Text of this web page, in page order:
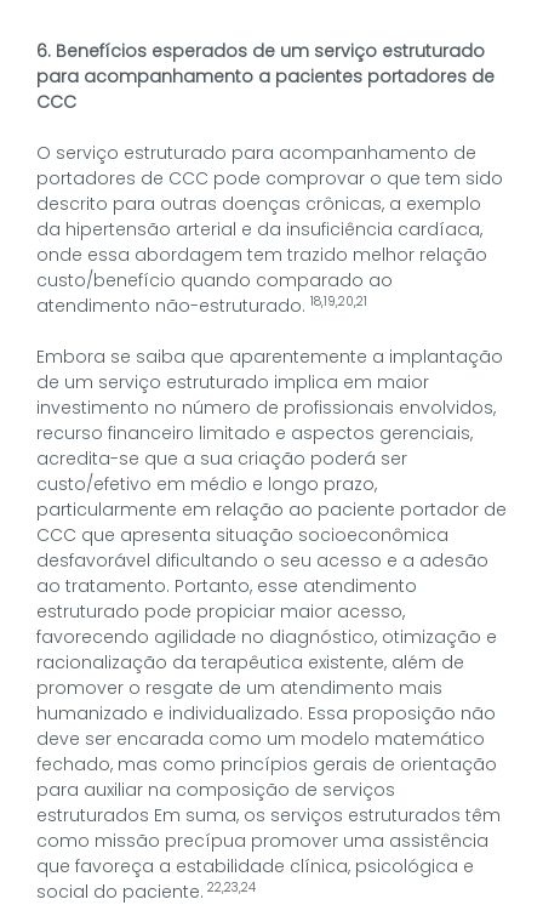
6. Benefícios esperados de um serviço estruturado
para acompanhamento a pacientes portadores de
CCC
O serviço estruturado para acompanhamento de
portadores de CCC pode comprovar o que tem sido
descrito para outras doenças crônicas, a exemplo
da hipertensão arterial e da insuficiência cardíaca,
onde essa abordagem tem trazido melhor relação
custo/benefício quando comparado ao
atendimento não-estruturado. 18,19,20,21
Embora se saiba que aparentemente a implantação
de um serviço estruturado implica em maior
investimento no número de profissionais envolvidos,
recurso financeiro limitado e aspectos gerenciais,
acredita-se que a sua criação poderá ser
custo/efetivo em médio e longo prazo,
particularmente em relação ao paciente portador de
CCC que apresenta situação socioeconômica
desfavorável dificultando o seu acesso e a adesão
ao tratamento. Portanto, esse atendimento
estruturado pode propiciar maior acesso,
favorecendo agilidade no diagnóstico, otimização e
racionalização da terapêutica existente, além de
promover o resgate de um atendimento mais
humanizado e individualizado. Essa proposição não
deve ser encarada como um modelo matemático
fechado, mas como princípios gerais de orientação
para auxiliar na composição de serviços
estruturados Em suma, os serviços estruturados têm
como missão precípua promover uma assistência
que favoreça a estabilidade clínica, psicológica e
social do paciente. 22,23,24